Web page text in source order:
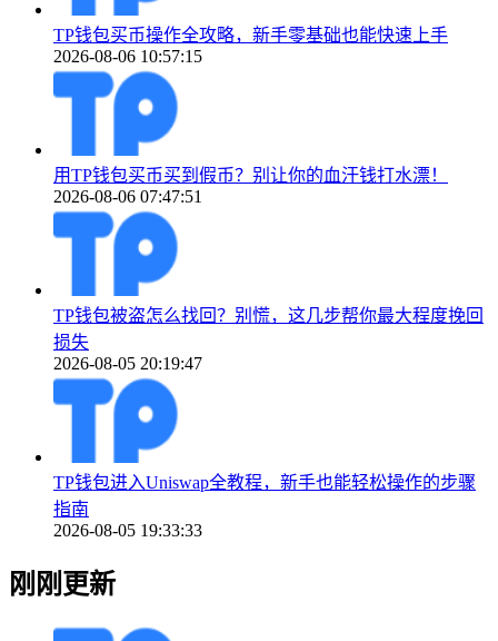
TP钱包买币操作全攻略，新手零基础也能快速上手
2026-08-06 10:57:15
用TP钱包买币买到假币？别让你的血汗钱打水漂！
2026-08-06 07:47:51
TP钱包被盗怎么找回？别慌，这几步帮你最大程度挽回
损失
2026-08-05 20:19:47
TP钱包进入Uniswap全教程，新手也能轻松操作的步骤
指南
2026-08-05 19:33:33
刚刚更新